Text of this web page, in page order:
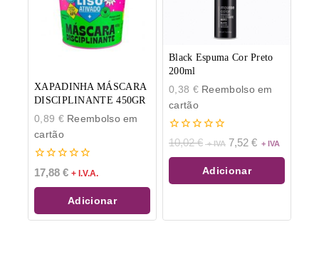
XAPADINHA MÁSCARA
DISCIPLINANTE 450GR
0,89 €Reembolso em
cartão
0
de
5
17,88 € + I.V.A.
Adicionar
Black Espuma Cor Preto
200ml
0,38 €Reembolso em
cartão
0
de
5
10,02€ 7,52 €
Adicionar